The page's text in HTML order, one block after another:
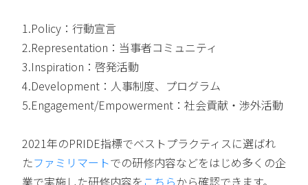
1.Policy：行動宣言
2.Representation：当事者コミュニティ
3.Inspiration：啓発活動
4.Development：人事制度、プログラム
5.Engagement/Empowerment：社会貢献・渉外活動
2021年のPRIDE指標でベストプラクティスに選ばれ
たファミリマートでの研修内容などをはじめ多くの企
業で実施した研修内容を こちらから確認できます。